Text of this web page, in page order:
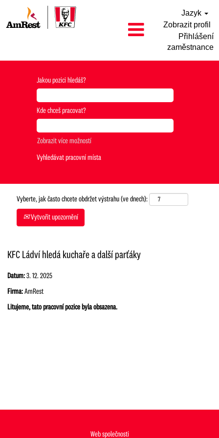
Jazyk
Zobrazit profil
Přihlášení
zaměstnance
Jakou pozici hledáš?
Kde chceš pracovat?
Zobrazit více možností
Vyberte, jak často chcete obdržet výstrahu (ve dnech):
Vytvořit upozornění
KFC Ládví hledá kuchaře a další parťáky
Datum:3. 12. 2025
Firma:AmRest
Litujeme, tato pracovní pozice byla obsazena.
Web společnosti